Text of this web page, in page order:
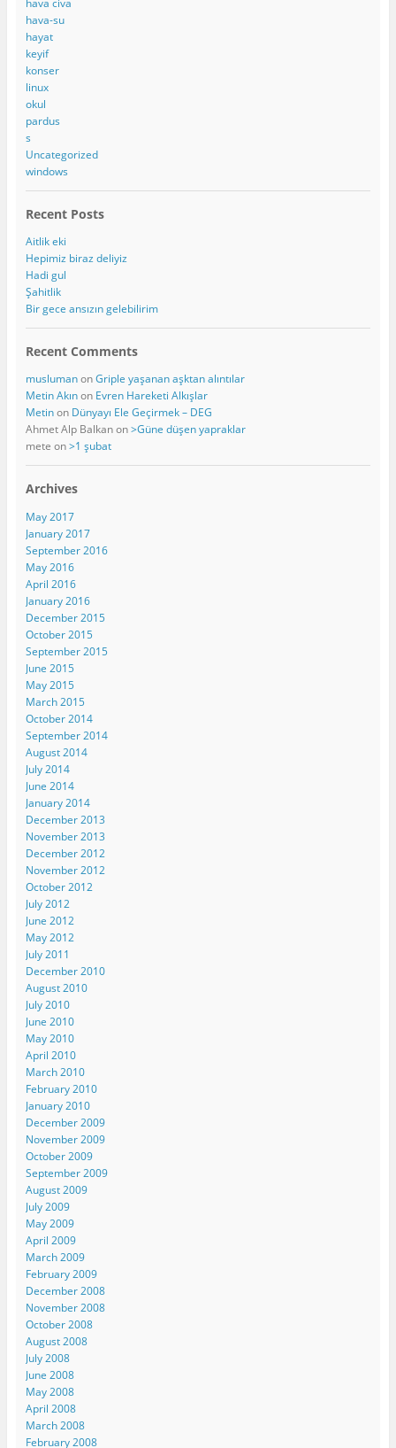
hava civa
hava-su
hayat
keyif
konser
linux
okul
pardus
s
Uncategorized
windows
Recent Posts
Aitlik eki
Hepimiz biraz deliyiz
Hadi gul
Şahitlik
Bir gece ansızın gelebilirim
Recent Comments
muslumanonGriple yaşanan aşktan alıntılar
Metin Akınon Evren Hareketi Alkışlar
Metinon Dünyayı Ele Geçirmek – DEG
Ahmet Alp Balkanon>Güne düşen yapraklar
mete on>1 şubat
Archives
May 2017
January 2017
September 2016
May 2016
April 2016
January 2016
December 2015
October 2015
September 2015
June 2015
May 2015
March 2015
October 2014
September 2014
August 2014
July 2014
June 2014
January 2014
December 2013
November 2013
December 2012
November 2012
October 2012
July 2012
June 2012
May 2012
July 2011
December 2010
August 2010
July 2010
June 2010
May 2010
April 2010
March 2010
February 2010
January 2010
December 2009
November 2009
October 2009
September 2009
August 2009
July 2009
May 2009
April 2009
March 2009
February 2009
December 2008
November 2008
October 2008
August 2008
July 2008
June 2008
May 2008
April 2008
March 2008
February 2008